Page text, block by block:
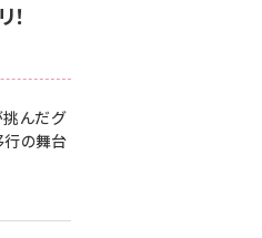
んだグ
行の舞台